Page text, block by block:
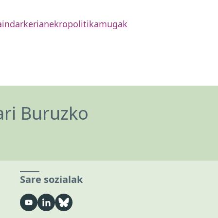
indarkerianekropolitikamugak
Buruzko
Sare sozialak